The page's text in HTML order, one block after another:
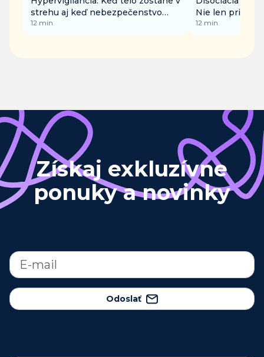
strehu aj keď nebezpečenstvo
pominulo
12 min
Nie len pri
nude či
12 min
Získaj exkluzívne
ponuky a novinky
Odoslať